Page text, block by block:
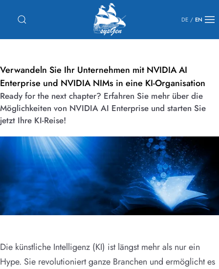
DE / EN
Verwandeln Sie Ihr Unternehmen mit NVIDIA AI
Enterprise und NVIDIA NIMs in eine KI-Organisation
Ready for the next chapter? Erfahren Sie mehr über die
Möglichkeiten von NVIDIA AI Enterprise und starten Sie
jetzt Ihre KI-Reise!
Die künstliche Intelligenz (KI) ist längst mehr als nur ein
Hype. Sie revolutioniert ganze Branchen und ermöglicht es